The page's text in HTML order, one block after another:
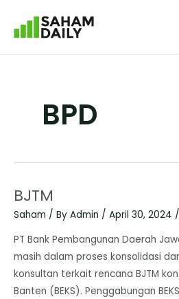
BPD
BJTM
Saham / By Admin / April 30, 2024 /
PT Bank Pembangunan Daerah
masih dalam proses konsolidasi
konsultan terkait rencana BJTM
Banten (BEKS). Penggabungan